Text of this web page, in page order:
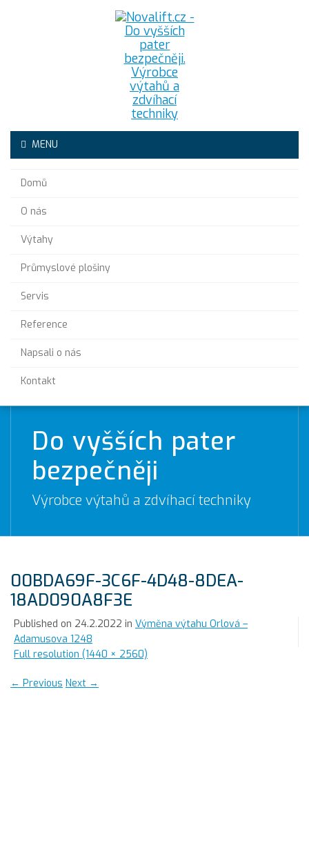
MENU
Domů
O nás
Výtahy
Průmyslové plošiny
Servis
Reference
Napsali o nás
Kontakt
Do vyšších pater
bezpečněji
Výrobce výtahů a zdvíhací techniky
00BDA69F-3C6F-4D48-8DEA-
18AD090A8F3E
Published on 24.2.2022 in Výměna výtahu Orlová –
Adamusova 1248
Full resolution (1440 × 2560)
← Previous Next →